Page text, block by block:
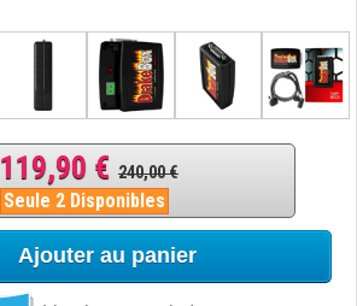
119,90 € 240,00 €
Seule 2 Disponibles
Ajouter au panier